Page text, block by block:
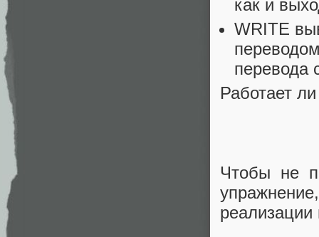
как и
WRITE
перевода
Работает
Чтобы не
реализации